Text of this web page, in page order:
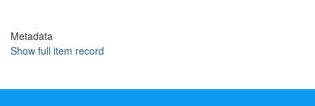
Metadata
Show full item record